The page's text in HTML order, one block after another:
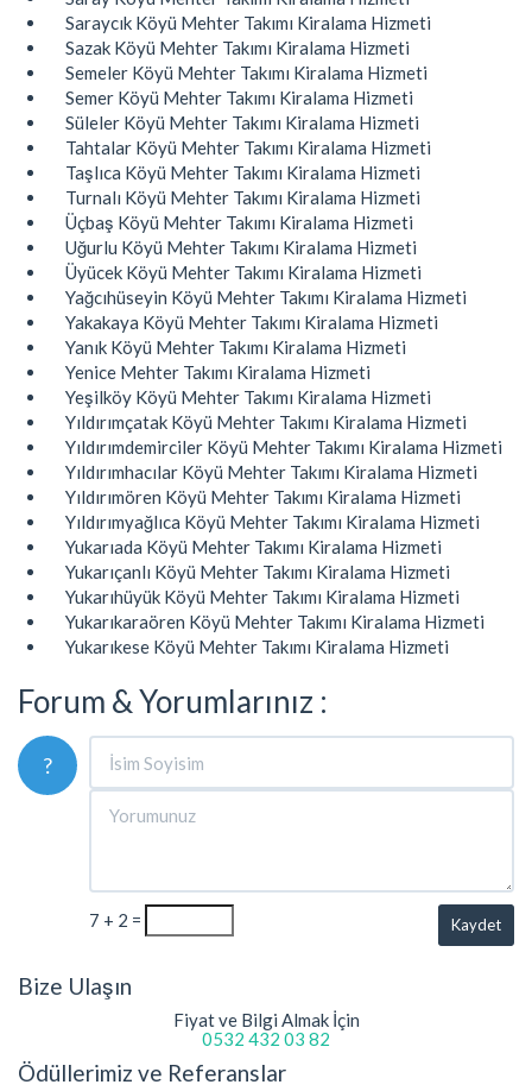
Saraycık Köyü Mehter Takımı Kiralama Hizmeti
Sazak Köyü Mehter Takımı Kiralama Hizmeti
Semeler Köyü Mehter Takımı Kiralama Hizmeti
Semer Köyü Mehter Takımı Kiralama Hizmeti
Süleler Köyü Mehter Takımı Kiralama Hizmeti
Tahtalar Köyü Mehter Takımı Kiralama Hizmeti
Taşlıca Köyü Mehter Takımı Kiralama Hizmeti
Turnalı Köyü Mehter Takımı Kiralama Hizmeti
Üçbaş Köyü Mehter Takımı Kiralama Hizmeti
Uğurlu Köyü Mehter Takımı Kiralama Hizmeti
Üyücek Köyü Mehter Takımı Kiralama Hizmeti
Yağcıhüseyin Köyü Mehter Takımı Kiralama Hizmeti
Yakakaya Köyü Mehter Takımı Kiralama Hizmeti
Yanık Köyü Mehter Takımı Kiralama Hizmeti
Yenice Mehter Takımı Kiralama Hizmeti
Yeşilköy Köyü Mehter Takımı Kiralama Hizmeti
Yıldırımçatak Köyü Mehter Takımı Kiralama Hizmeti
Yıldırımdemirciler Köyü Mehter Takımı Kiralama Hizmeti
Yıldırımhacılar Köyü Mehter Takımı Kiralama Hizmeti
Yıldırımören Köyü Mehter Takımı Kiralama Hizmeti
Yıldırımyağlıca Köyü Mehter Takımı Kiralama Hizmeti
Yukarıada Köyü Mehter Takımı Kiralama Hizmeti
Yukarıçanlı Köyü Mehter Takımı Kiralama Hizmeti
Yukarıhüyük Köyü Mehter Takımı Kiralama Hizmeti
Yukarıkaraören Köyü Mehter Takımı Kiralama Hizmeti
Yukarıkese Köyü Mehter Takımı Kiralama Hizmeti
Forum & Yorumlarınız :
?
7 + 2 = Kaydet
Bize Ulaşın
Fiyat ve Bilgi Almak İçin
0532 432 03 82
Ödüllerimiz ve Referanslar